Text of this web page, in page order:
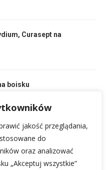
jakość przeglądania,
do
oraz analizować
„Akceptuj wszystkie”
Curasept na
boisku
– Szybka, puszysta i